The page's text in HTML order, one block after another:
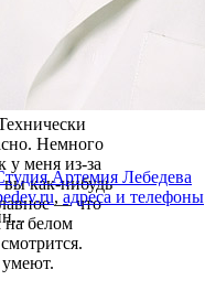
Немного
у меня из-за
вы как-нибудь
— что
белом
умеют.
Артемия Лебедева
, адреса и телефоны